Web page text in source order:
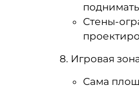
Стены-
8. Игровая
Сама